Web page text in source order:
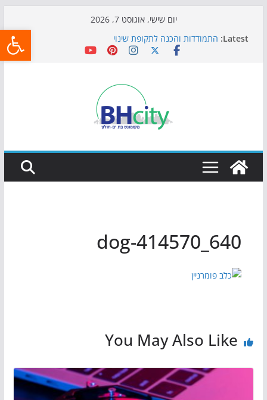
יום שישי, אוגוסט 7, 2026
Latest: התמודדות והכנה לתקופת שינוי
אי ההרפתקאות ממשיך לכבוש את הגינות: מאות משפחות
כדורגל באווירה מיוחדת: הקרנת גמר המונדיאל בטרמינל
הקיץ של בני הנוער בבת־ים: חוף הריביירה הופך למרחב
בטוח בשעות הערב
dog-414570_640
You May Also Like